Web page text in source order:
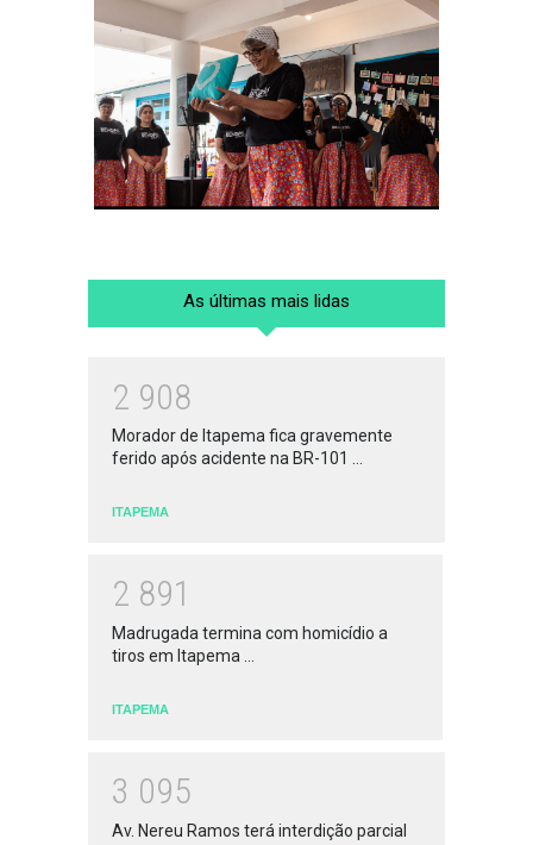
As últimas mais lidas
2 908
Morador de Itapema fica gravemente
ferido após acidente na BR-101 ...
ITAPEMA
2 891
Madrugada termina com homicídio a
tiros em Itapema ...
ITAPEMA
3 095
Av. Nereu Ramos terá interdição parcial